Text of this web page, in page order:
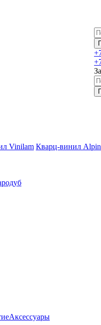
Vinilam Кварц-винил
Аксессуары